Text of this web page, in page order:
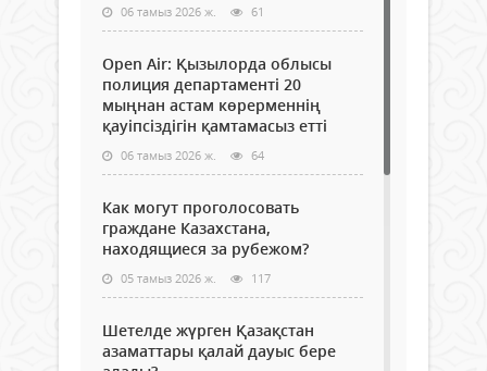
06 тамыз 2026 ж. 61
Open Air: Қызылорда облысы
полиция департаменті 20
мыңнан астам көрерменнің
қауіпсіздігін қамтамасыз етті
06 тамыз 2026 ж. 64
Как могут проголосовать
граждане Казахстана,
находящиеся за рубежом?
05 тамыз 2026 ж. 117
Шетелде жүрген Қазақстан
азаматтары қалай дауыс бере